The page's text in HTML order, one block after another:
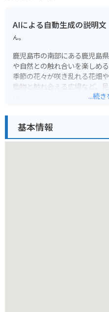
AIによる自動生成の説明文
ん。
鹿児島市の南部にある鹿児島
や自然との触れ合いを楽しめ
季節の花々が咲き乱れる花畑
動物と触れ合える広場など、
に関する講座やイベントも定
ホームページで事前に情報を
...続
基本情報